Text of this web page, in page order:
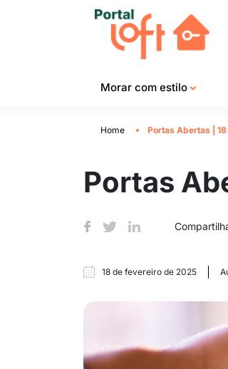
Morar com estilo
Home Portas Abertas |
Portas
18 de fevereiro de 2025